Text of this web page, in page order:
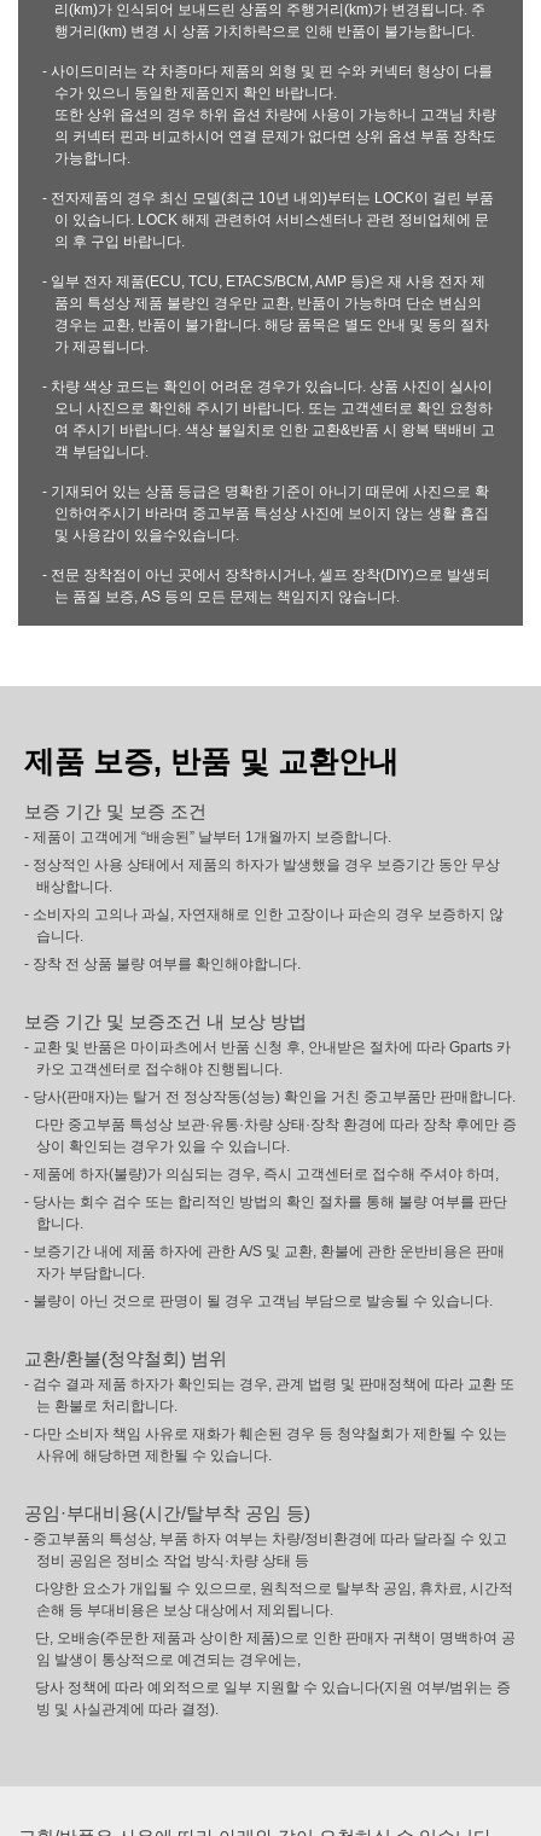
리(km)가 인식되어 보내드린 상품의 주행거리(km)가 변경됩니다. 주
행거리(km) 변경 시 상품 가치하락으로 인해 반품이 불가능합니다.
- 사이드미러는 각 차종마다 제품의 외형 및 핀 수와 커넥터 형상이 다를
수가 있으니 동일한 제품인지 확인 바랍니다.
또한 상위 옵션의 경우 하위 옵션 차량에 사용이 가능하니 고객님 차량
의 커넥터 핀과 비교하시어 연결 문제가 없다면 상위 옵션 부품 장착도
가능합니다.
- 전자제품의 경우 최신 모델(최근 10년 내외)부터는 LOCK이 걸린 부품
이 있습니다. LOCK 해제 관련하여 서비스센터나 관련 정비업체에 문
의 후 구입 바랍니다.
- 일부 전자 제품(ECU, TCU, ETACS/BCM, AMP 등)은 재 사용 전자 제
품의 특성상 제품 불량인 경우만 교환, 반품이 가능하며 단순 변심의
경우는 교환, 반품이 불가합니다. 해당 품목은 별도 안내 및 동의 절차
가 제공됩니다.
- 차량 색상 코드는 확인이 어려운 경우가 있습니다. 상품 사진이 실사이
오니 사진으로 확인해 주시기 바랍니다. 또는 고객센터로 확인 요청하
여 주시기 바랍니다. 색상 불일치로 인한 교환&반품 시 왕복 택배비 고
객 부담입니다.
- 기재되어 있는 상품 등급은 명확한 기준이 아니기 때문에 사진으로 확
인하여주시기 바라며 중고부품 특성상 사진에 보이지 않는 생활 흠집
및 사용감이 있을수있습니다.
- 전문 장착점이 아닌 곳에서 장착하시거나, 셀프 장착(DIY)으로 발생되
는 품질 보증, AS 등의 모든 문제는 책임지지 않습니다.
제품 보증, 반품 및 교환안내
보증 기간 및 보증 조건
- 제품이 고객에게 “배송된” 날부터 1개월까지 보증합니다.
- 정상적인 사용 상태에서 제품의 하자가 발생했을 경우 보증기간 동안 무상
배상합니다.
- 소비자의 고의나 과실, 자연재해로 인한 고장이나 파손의 경우 보증하지 않
습니다.
- 장착 전 상품 불량 여부를 확인해야합니다.
보증 기간 및 보증조건 내 보상 방법
- 교환 및 반품은 마이파츠에서 반품 신청 후, 안내받은 절차에 따라 Gparts 카
카오 고객센터로 접수해야 진행됩니다.
- 당사(판매자)는 탈거 전 정상작동(성능) 확인을 거친 중고부품만 판매합니다.
다만 중고부품 특성상 보관·유통·차량 상태·장착 환경에 따라 장착 후에만 증
상이 확인되는 경우가 있을 수 있습니다.
- 제품에 하자(불량)가 의심되는 경우, 즉시 고객센터로 접수해 주셔야 하며,
- 당사는 회수 검수 또는 합리적인 방법의 확인 절차를 통해 불량 여부를 판단
합니다.
- 보증기간 내에 제품 하자에 관한 A/S 및 교환, 환불에 관한 운반비용은 판매
자가 부담합니다.
- 불량이 아닌 것으로 판명이 될 경우 고객님 부담으로 발송될 수 있습니다.
교환/환불(청약철회) 범위
- 검수 결과 제품 하자가 확인되는 경우, 관계 법령 및 판매정책에 따라 교환 또
는 환불로 처리합니다.
- 다만 소비자 책임 사유로 재화가 훼손된 경우 등 청약철회가 제한될 수 있는
사유에 해당하면 제한될 수 있습니다.
공임·부대비용(시간/탈부착 공임 등)
- 중고부품의 특성상, 부품 하자 여부는 차량/정비환경에 따라 달라질 수 있고
정비 공임은 정비소 작업 방식·차량 상태 등
다양한 요소가 개입될 수 있으므로, 원칙적으로 탈부착 공임, 휴차료, 시간적
손해 등 부대비용은 보상 대상에서 제외됩니다.
단, 오배송(주문한 제품과 상이한 제품)으로 인한 판매자 귀책이 명백하여 공
임 발생이 통상적으로 예견되는 경우에는,
당사 정책에 따라 예외적으로 일부 지원할 수 있습니다(지원 여부/범위는 증
빙 및 사실관계에 따라 결정).